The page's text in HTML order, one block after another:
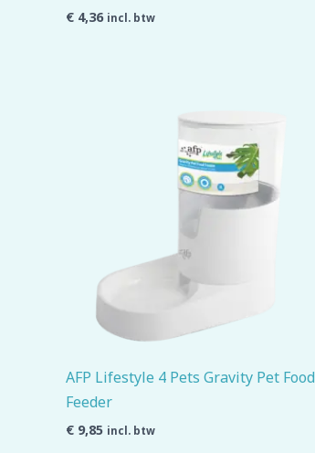
€ 4,36 incl. btw
AFP Lifestyle 4 Pets Gravity Pet Food
Feeder
€ 9,85 incl. btw